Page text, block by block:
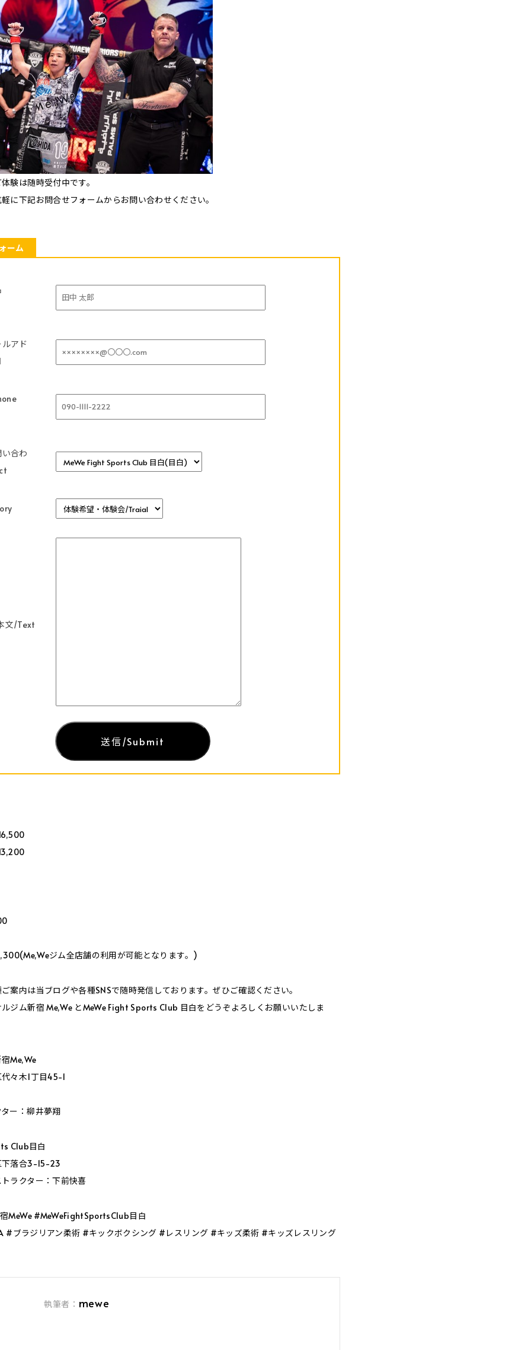
験は随時受付中です。
に下記お問合せフォームからお問い合わせください。
ーム
ルアド
い合わ
文/Text
ジム全店舗の利用が可能となります。)
案内は当ブログや各種SNSで随時発信しております。ぜひご確認ください。
ジム新宿 Me,We とMeWe Fight Sports Club 目白をどうぞよろしくお願いいたしま
Me,We
々木1丁目45-1
ー：柳井夢翔
Club目白
下落合3-15-23
ラクター：下前快喜
MeWe #MeWeFightSportsClub目白
#ブラジリアン柔術 #キックボクシング #レスリング #キッズ柔術 #キッズレスリング
執筆者： mewe